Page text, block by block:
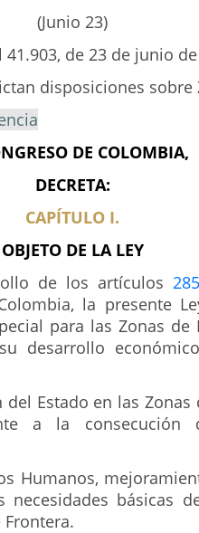
(Junio 23)
de 23 de junio
disposiciones sobre
DE COLOMBIA,
DECRETA:
CAPÍTULO I.
OBJETO DE LA LEY
de los artículos 285
la presente
para las Zonas
desarrollo
del Estado en las
a la consecución
Humanos,
básicas
Frontera.